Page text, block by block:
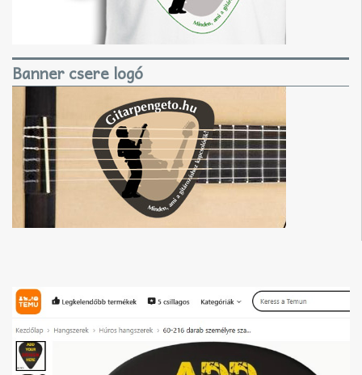
Banner csere logó